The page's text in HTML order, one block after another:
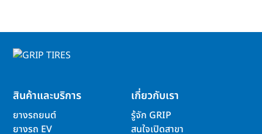
สินค้าและบริการ
ยางรถยนต์
ยางรถ EV
เกี่ยวกับเรา
รู้จัก GRIP
สนใจเปิดสาขา